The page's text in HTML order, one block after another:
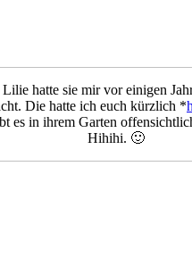
Lilie hatte sie mir vor einigen
Die hatte ich euch kürzlich *
es in ihrem Garten
Hihihi. 🙂